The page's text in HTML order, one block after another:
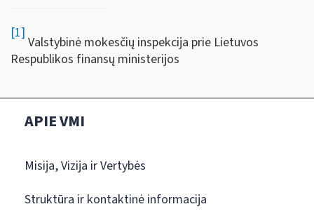
[1]
Valstybinė mokesčių inspekcija prie Lietuvos
Respublikos finansų ministerijos
APIE VMI
Misija, Vizija ir Vertybės
Struktūra ir kontaktinė informacija